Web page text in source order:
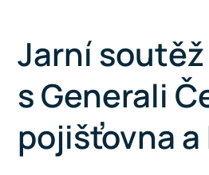
Jarní soutěž
s Generali
pojišťovna a